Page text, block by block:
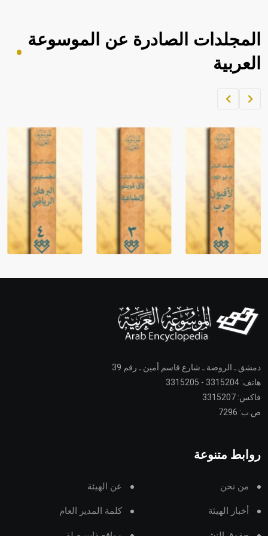
المجلدات الصادرة عن الموسوعة
العربية
دمشق ـ الروضة ـ شارع قاسم أمين ـ رقم 39
هاتف: 3315204 - 3315205
فاكس: 3315207
ص.ب: 7296
روابط متنوعة
من نحن عن الهيئة
أخبار الهيئة كلمة المدير العام